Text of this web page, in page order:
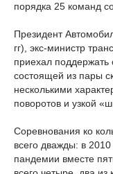
порядка 25 команд
Президент
гг), экс-министр
приехал поддержать
состоящей из пары
несколькими
поворотов и узкой
Cоревнования ко
всего дважды: в
пандемии вместе